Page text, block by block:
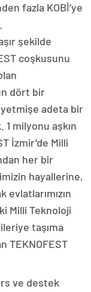
fazla KOBİ’ye
şekilde
coşkusunu
dört bir
yetmişe adeta bir
milyonu aşkın
İzmir’de Milli
her bir
hayallerine,
evlatlarımızın
Milli Teknoloji
taşıma
TEKNOFEST
ve destek